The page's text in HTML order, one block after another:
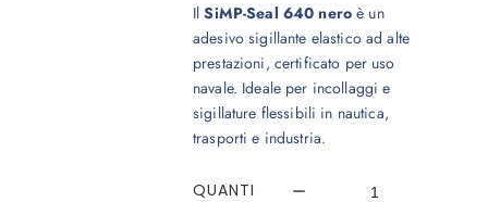
IlSiMP-Seal 640 neroè un
adesivo sigillante elastico ad alte
prestazioni, certificato per uso
navale. Ideale per incollaggi e
sigillature flessibili in nautica,
trasporti e industria.
QUANTI